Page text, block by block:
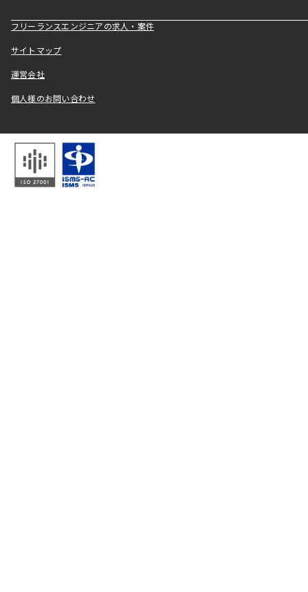
フリーランスエンジニアの求人・案件
サイトマップ
運営会社
個人様のお問い合わせ